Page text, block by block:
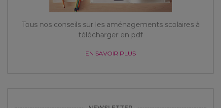
Tous nos conseils sur les aménagements scolaires à
télécharger en pdf
EN SAVOIR PLUS